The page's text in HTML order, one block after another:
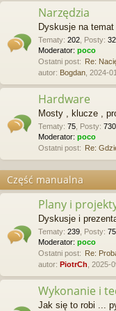
Narzędzia
Dyskusje na
Tematy: 202 Posty:
Moderator: poco
Ostatni post: Re:
autor: Bogdan , 2024-
Hardware
Mosty , klucze ,
Tematy: 75 Posty: 730
Moderator: poco
Ostatni post: Re:
Część manualna
Plany i
Dyskusje i
Tematy: 239 Posty:
Moderator: poco
Ostatni post: Re:
autor: PiotrCh , 2025-
Wykonanie i
Jak się to robi ...